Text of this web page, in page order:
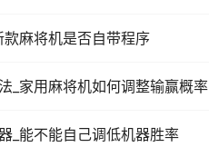
麻将机是否自带程序
_家用麻将机如何调整输赢概率
_能不能自己调低机器胜率